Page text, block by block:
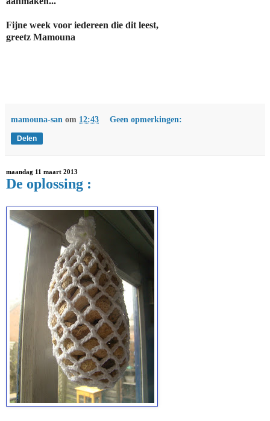
Fijne week voor iedereen die dit leest,
greetz Mamouna
mamouna-san om 12:43 Geen opmerkingen:
Delen
maandag 11 maart 2013
De oplossing :